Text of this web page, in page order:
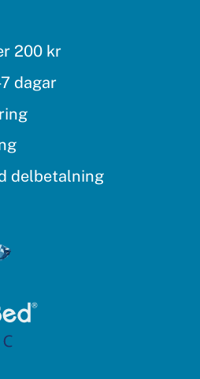
200 kr
dagar
delbetalning